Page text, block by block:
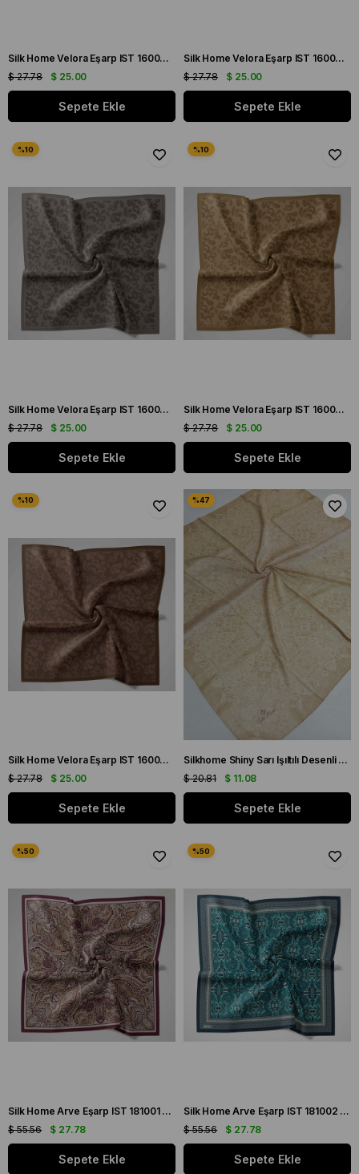
Silk Home Velora Eşarp IST 160004-03 Füme Soyut Desen
$ 25.00
$ 27.78
Sepete Ekle
Silk Home Velora Eşarp IST 160004-09 Kahverengi-Mor Soyut Desen
$ 25.00
$ 27.78
Sepete Ekle
Silk Home Velora Eşarp IST 160004-10 Gümüş-Gri Soyut Desen
$ 25.00
$ 27.78
Sepete Ekle
Silk Home Velora Eşarp IST 160004-24 Gold Soyut Desen
$ 25.00
$ 27.78
Sepete Ekle
Silk Home Velora Eşarp IST 160004-25 Tarçın Soyut Desen
$ 25.00
$ 27.78
Sepete Ekle
Silkhome Shiny Sarı Işıltılı Desenli Eşarp IST 75001 - 03
$ 11.08
$ 20.81
Sepete Ekle
Silk Home Arve Eşarp IST 181001 - 01 Mürdüm - Bej Etnik Desen
$ 27.78
$ 55.56
Sepete Ekle
Silk Home Arve Eşarp IST 181002 - 05 Zümrüt Yeşili Etnik Desen
$ 27.78
$ 55.56
Sepete Ekle